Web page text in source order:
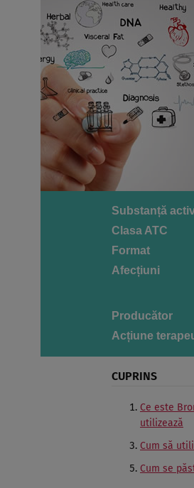
Substanță
Clasa ATC
Format
Afecțiuni
Producător
Acțiune
CUPRINS
Ce este
utilizează
Cum să
Cum se